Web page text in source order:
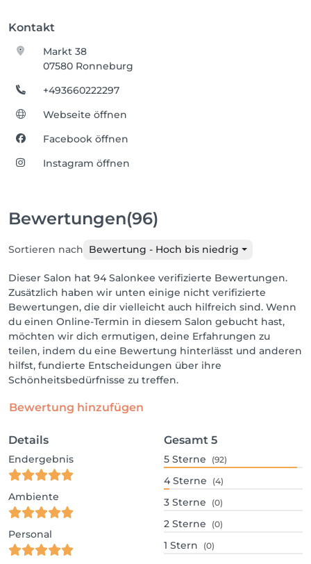
Kontakt
Markt 38
07580 Ronneburg
+493660222297
Webseite öffnen
Facebook öffnen
Instagram öffnen
Bewertungen(96)
Sortieren nach Bewertung - Hoch bis niedrig
Dieser Salon hat 94 Salonkee verifizierte Bewertungen.
Zusätzlich haben wir unten einige nicht verifizierte
Bewertungen, die dir vielleicht auch hilfreich sind. Wenn
du einen Online-Termin in diesem Salon gebucht hast,
möchten wir dich ermutigen, deine Erfahrungen zu
teilen, indem du eine Bewertung hinterlässt und anderen
hilfst, fundierte Entscheidungen über ihre
Schönheitsbedürfnisse zu treffen.
Bewertung hinzufügen
Details
Endergebnis
Ambiente
Personal
Gesamt 5
5 Sterne (92)
4 Sterne (4)
3 Sterne (0)
2 Sterne (0)
1 Stern (0)